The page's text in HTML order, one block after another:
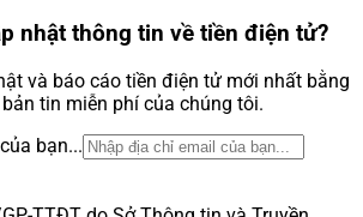
nhật thông tin về tiền điện tử?
và báo cáo tiền điện tử mới nhất bằng
tin miễn phí của chúng tôi.
bạn...